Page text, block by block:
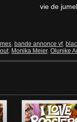
vie de
,bande annonce vf,
,Monika Meier,Olunike